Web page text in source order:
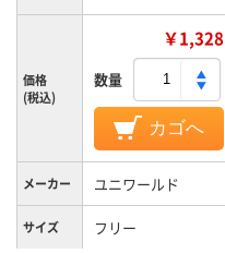
価格
(税込)
￥1,328
数量
カゴへ
メーカー ユニワールド
サイズ フリー